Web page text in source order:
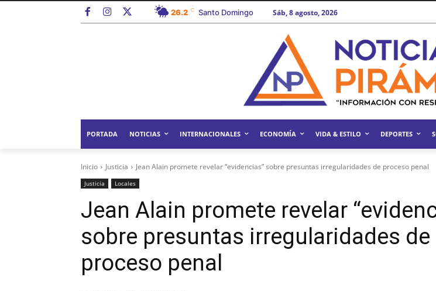
26.2 C Santo Domingo Sáb, 8 agosto, 2026
PORTADA NOTICIAS INTERNACIONALES ECONOMÍA VIDA & ESTILO DEPORTES
Inicio Justicia Jean Alain promete revelar “evidencias” sobre presuntas irregularidades de proceso penal
Justicia Locales
Jean Alain promete revelar
sobre presuntas irregularidades de
proceso penal